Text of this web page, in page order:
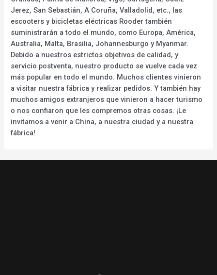
Jerez, San Sebastián, A Coruña, Valladolid, etc., las
escooters y bicicletas eléctricas Rooder también
suministrarán a todo el mundo, como Europa, América,
Australia, Malta, Brasilia, Johannesburgo y Myanmar.
Debido a nuestros estrictos objetivos de calidad, y
servicio postventa, nuestro producto se vuelve cada vez
más popular en todo el mundo. Muchos clientes vinieron
a visitar nuestra fábrica y realizar pedidos. Y también hay
muchos amigos extranjeros que vinieron a hacer turismo
o nos confiaron que les compremos otras cosas. ¡Le
invitamos a venir a China, a nuestra ciudad y a nuestra
fábrica!